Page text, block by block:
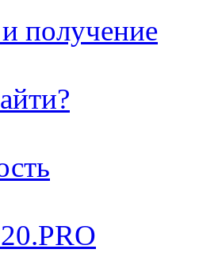
получение